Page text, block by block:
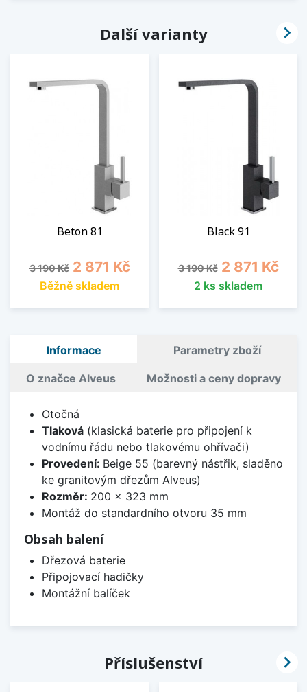
Další varianty
Beton 81
Běžná cena
3 190 Kč Cena
2 871 Kč
Běžně skladem
Black 91
Běžná cena
3 190 Kč Cena
2 871 Kč
2 ks skladem

Informace Parametry zboží
O značce Alveus Možnosti a ceny dopravy
Otočná
Tlaková(klasická baterie pro připojení k
vodnímu řádu nebo tlakovému ohřívači)
Provedení: Beige 55 (barevný nástřik, sladěno
ke granitovým dřezům Alveus)
Rozměr: 200 x 323 mm
Montáž do standardního otvoru 35 mm
Obsah balení
Dřezová baterie
Připojovací hadičky
Montážní balíček
Příslušenství 